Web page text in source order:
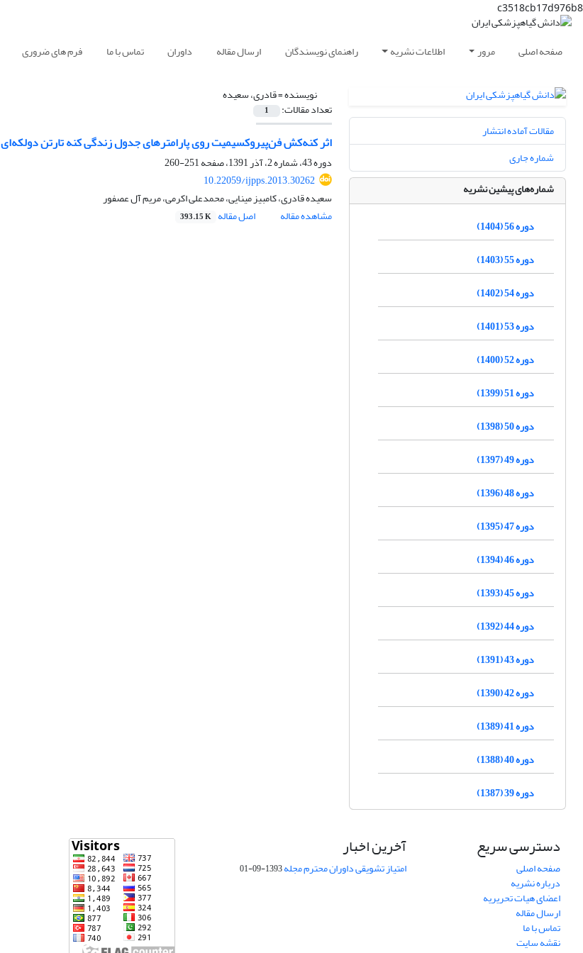
c3518cb17d976b8
صفحه اصلی مرور اطلاعات نشریه راهنمای نویسندگان ارسال مقاله داوران تماس با ما فرم های ضروری
نویسنده =قادری، سعیده
تعداد مقالات: 1
اثر کنه‌کش فن‌پیروکسیمیت روی پارامترهای جدول زندگی کنه تارتن دولکه‌ای Tetranychus urticae در شرایط آزمایشگاهی
دوره 43، شماره 2، آذر 1391، صفحه
251-260
10.22059/ijpps.2013.30262
سعیده قادری، کامبیز مینایی، محمدعلی اکرمی، مریم آل عصفور
مشاهده مقاله
اصل مقاله 393.15 K
مقالات آماده انتشار
شماره جاری
شماره‌های پیشین نشریه
دوره 56 (1404)
دوره 55 (1403)
دوره 54 (1402)
دوره 53 (1401)
دوره 52 (1400)
دوره 51 (1399)
دوره 50 (1398)
دوره 49 (1397)
دوره 48 (1396)
دوره 47 (1395)
دوره 46 (1394)
دوره 45 (1393)
دوره 44 (1392)
دوره 43 (1391)
دوره 42 (1390)
دوره 41 (1389)
دوره 40 (1388)
دوره 39 (1387)
دسترسی سریع
صفحه اصلی
درباره نشریه
اعضای هیات تحریریه
ارسال مقاله
تماس با ما
نقشه سایت
آخرین اخبار
امتیاز تشویقی داوران محترم مجله1393-09-01